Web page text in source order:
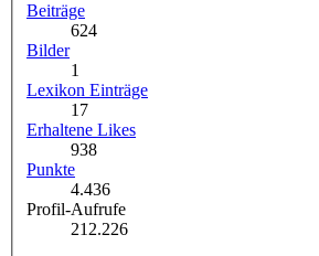
Beiträge
624
Bilder
1
Lexikon Einträge
17
Erhaltene Likes
938
Punkte
4.436
Profil-Aufrufe
212.226